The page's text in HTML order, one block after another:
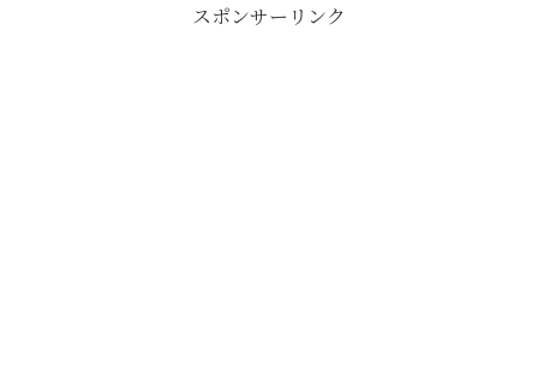
スポンサーリンク